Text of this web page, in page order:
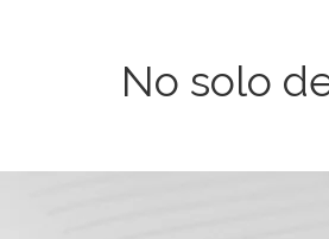
No solo